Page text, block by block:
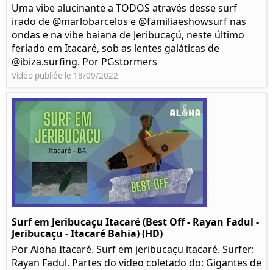
Uma vibe alucinante a TODOS através desse surf
irado de @marlobarcelos e @familiaeshowsurf nas
ondas e na vibe baiana de Jeribucaçú, neste último
feriado em Itacaré, sob as lentes galáticas de
@ibiza.surfing. Por PGstormers
Vidéo publiée le 18/09/2022
Surf em Jeribucaçu Itacaré (Best Off - Rayan Fadul -
Jeribucaçu - Itacaré Bahia) (HD)
Por Aloha Itacaré. Surf em jeribucaçu itacaré. Surfer:
Rayan Fadul. Partes do video coletado do: Gigantes de